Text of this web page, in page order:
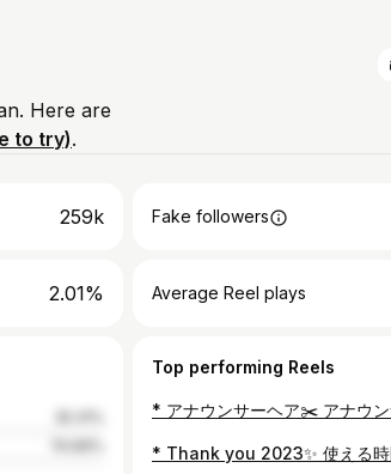
Here are
to try).
259k Fake followers
2.01% Average Reel plays
Top performing Reels